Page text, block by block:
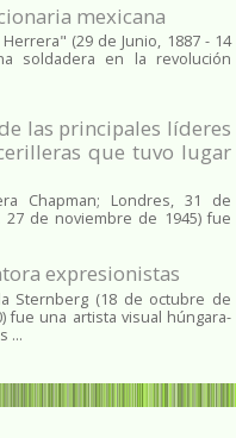
mexicana
(29 de Junio, 1887 - 14
soldadera en la revolución
las principales líderes
que tuvo lugar
Chapman; Londres, 31 de
de noviembre de 1945)​ fue
expresionistas
Sternberg (18 de octubre de
fue una artista visual húngara-
...